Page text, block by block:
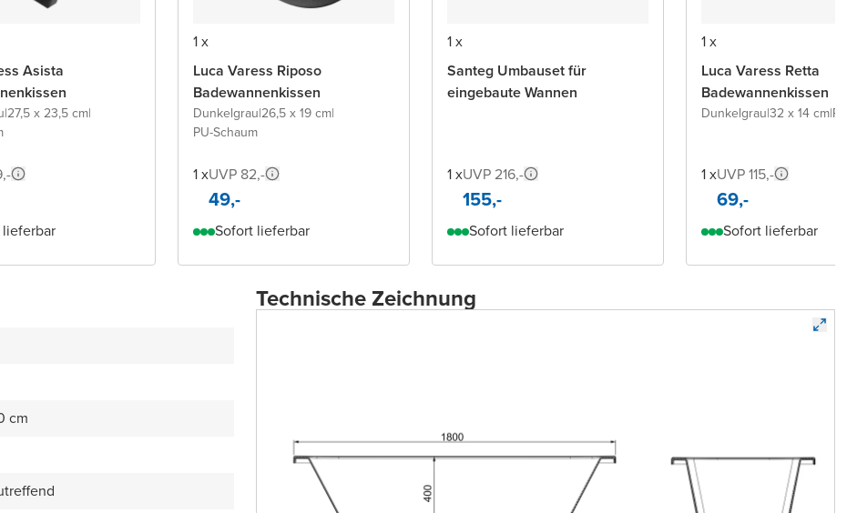
Asista
|27,5 x 23,5 cm|
1 x
Luca Varess Riposo
Badewannenkissen
Dunkelgrau|26,5 x 19 cm|
PU-Schaum
1 xUVP 82,-
49,-
Sofort lieferbar
1 x
Santeg Umbauset für
eingebaute Wannen
1 xUVP 216,-
155,-
Sofort lieferbar
1 x
Luca Varess Retta
Badewannenkissen
Dunkelgrau|32 x 14 cm|
1 xUVP 115,-
69,-
Sofort lieferbar
cm
Technische Zeichnung